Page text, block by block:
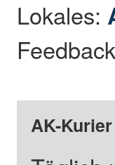
Lokales:
AK-